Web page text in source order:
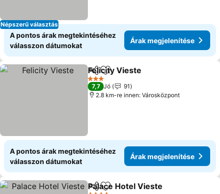
Népszerű választás
A pontos árak megtekintéséhez
válasszon dátumokat
Árak megjelenítése
Megosztás
Hozzáadás a kedvencekhez
Felicity Vieste
3 Kategória
7,7 Jó
91
2.8 km-re innen: Városközpont
A pontos árak megtekintéséhez
válasszon dátumokat
Árak megjelenítése
Megosztás
Hozzáadás a kedvencekhez
Palace Hotel Vieste